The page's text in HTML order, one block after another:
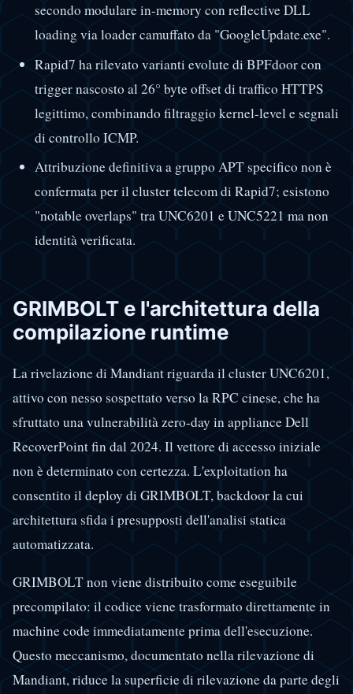
secondo modulare in-memory con reflective DLL
loading via loader camuffato da "GoogleUpdate.exe".
Rapid7 ha rilevato varianti evolute di BPFdoor con
trigger nascosto al 26° byte offset di traffico HTTPS
legittimo, combinando filtraggio kernel-level e segnali
di controllo ICMP.
Attribuzione definitiva a gruppo APT specifico non è
confermata per il cluster telecom di Rapid7; esistono
"notable overlaps" tra UNC6201 e UNC5221 ma non
identità verificata.
GRIMBOLT e l'architettura della
compilazione runtime
La rivelazione di Mandiant riguarda il cluster UNC6201,
attivo con nesso sospettato verso la RPC cinese, che ha
sfruttato una vulnerabilità zero-day in appliance Dell
RecoverPoint fin dal 2024. Il vettore di accesso iniziale
non è determinato con certezza. L'exploitation ha
consentito il deploy di GRIMBOLT, backdoor la cui
architettura sfida i presupposti dell'analisi statica
automatizzata.
GRIMBOLT non viene distribuito come eseguibile
precompilato: il codice viene trasformato direttamente in
machine code immediatamente prima dell'esecuzione.
Questo meccanismo, documentato nella rilevazione di
Mandiant, riduce la superficie di rilevazione da parte degli